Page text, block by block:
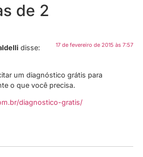
de 2
disse: 17 de fevereiro de 2015 às 7:57
um diagnóstico grátis para
o que você precisa.
diagnostico-gratis/